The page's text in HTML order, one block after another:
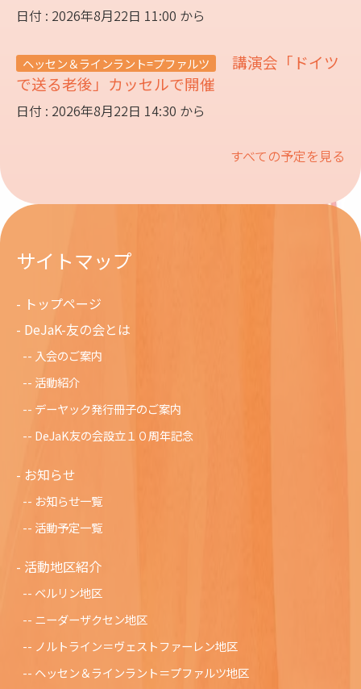
日付 : 2026年8月22日 11:00 から
ヘッセン＆ラインラント=プファルツ
講演会「ドイツ
で送る老後」カッセルで開催
日付 : 2026年8月22日 14:30 から
すべての予定を見る
サイトマップ
トップページ
DeJaK-友の会とは
入会のご案内
活動紹介
デーヤック発行冊子のご案内
DeJaK友の会設立１０周年記念
お知らせ
お知らせ一覧
活動予定一覧
活動地区紹介
ベルリン地区
ニーダーザクセン地区
ノルトライン＝ヴェストファーレン地区
ヘッセン＆ラインラント＝プファルツ地区